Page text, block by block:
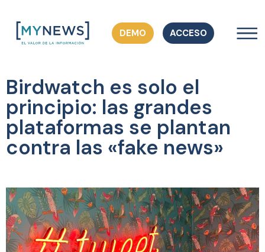
DEMO ACCESO
Birdwatch es solo el
principio: las grandes
plataformas se plantan
contra las «fake news»